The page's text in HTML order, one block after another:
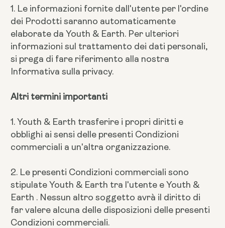
1. Le informazioni fornite dall'utente per l'ordine
dei Prodotti saranno automaticamente
elaborate da Youth & Earth. Per ulteriori
informazioni sul trattamento dei dati personali,
si prega di fare riferimento alla nostra
Informativa sulla privacy.
Altri termini importanti
1. Youth & Earth trasferire i propri diritti e
obblighi ai sensi delle presenti Condizioni
commerciali a un'altra organizzazione.
2. Le presenti Condizioni commerciali sono
stipulate Youth & Earth tra l'utente e Youth &
Earth . Nessun altro soggetto avrà il diritto di
far valere alcuna delle disposizioni delle presenti
Condizioni commerciali.